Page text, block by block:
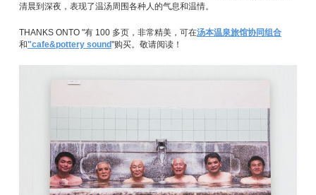
清晨到深夜，表现了温汤周围各种人的气息和温情。
THANKS ONTO "有 100 多页，非常精美，可在汤本温泉旅馆协同组合
和"cafe&pottery sound"购买。敬请阅读！